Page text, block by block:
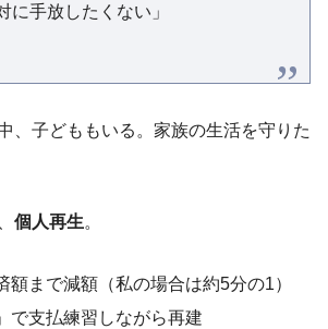
に手放したくない」
、子どももいる。家族の生活を守りた
個人再生。
額まで減額（私の場合は約5分の1）
で支払練習しながら再建